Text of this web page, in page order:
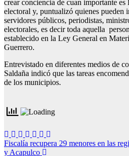
crear conciencia de cuan importante
electoral y, puntualizó quienes pueden
servidores públicos, periodistas,
electorales, es decir toda aquella
establecido en la Ley General en
Guerrero.
Entrevistado en diferentes medios de
Saldaña indicó que las tareas
de los municipios.
Navegación
Fiscalía recupera 29 menores en las
y Acapulco